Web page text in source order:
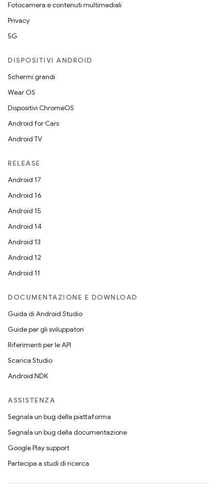
Fotocamera e contenuti multimediali
Privacy
5G
DISPOSITIVI ANDROID
Schermi grandi
Wear OS
Dispositivi ChromeOS
Android for Cars
Android TV
RELEASE
Android 17
Android 16
Android 15
Android 14
Android 13
Android 12
Android 11
DOCUMENTAZIONE E DOWNLOAD
Guida di Android Studio
Guide per gli sviluppatori
Riferimenti per le API
Scarica Studio
Android NDK
ASSISTENZA
Segnala un bug della piattaforma
Segnala un bug della documentazione
Google Play support
Partecipa a studi di ricerca